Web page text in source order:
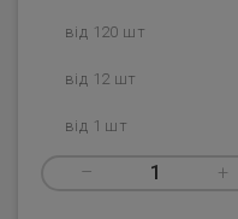
від 120 шт
від 12 шт
від 1 шт
– 1 +